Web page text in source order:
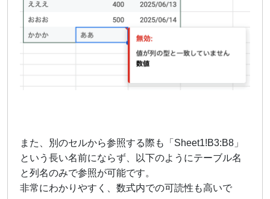
また、別のセルから参照する際も「Sheet1!B3:B8」
という長い名前にならず、以下のようにテーブル名
と列名のみで参照が可能です。
非常にわかりやすく、数式内での可読性も高いで